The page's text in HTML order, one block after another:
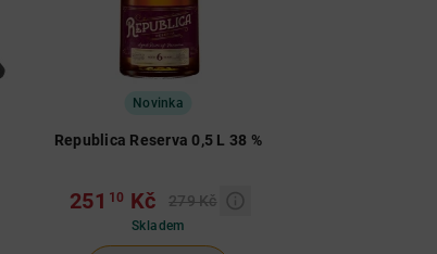
Novinka
Republica Reserva 0,5 L 38 %
251 10 Kč 279 Kč
Skladem